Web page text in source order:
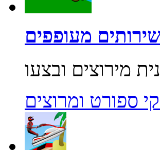
מעופפים
ספורט ומרוצים